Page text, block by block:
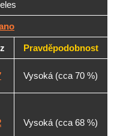
Pravděpodobnost
Vysoká (cca 70 %)
Vysoká (cca 68 %)